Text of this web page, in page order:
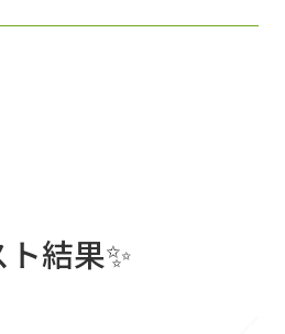
事に景品をgetできた生
れgetできた景品を大事
ベント後の最
きた生徒から「先生～あ
けがありました。ありが
結果✨